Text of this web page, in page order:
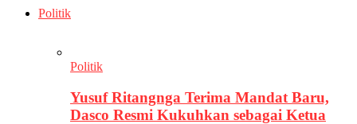
Politik
Politik
Yusuf Ritangnga Terima Mandat Baru,
Dasco Resmi Kukuhkan sebagai Ketua